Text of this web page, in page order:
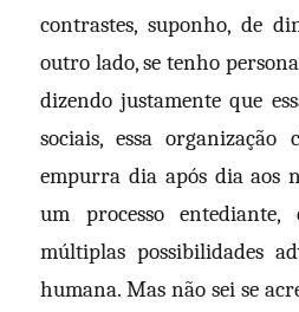
contrastes, suponho, de
outro lado, se tenho
dizendo justamente que
sociais, essa
empurra dia após dia aos
um processo
múltiplas possibilidades
humana. Mas não sei se